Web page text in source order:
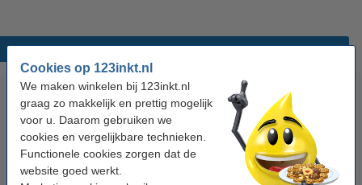
Cookies op 123inkt.nl
We maken winkelen bij 123inkt.nl
graag zo makkelijk en prettig mogelijk
voor u. Daarom gebruiken we
cookies en vergelijkbare technieken.
Functionele cookies zorgen dat de
website goed werkt.
Populaire producten